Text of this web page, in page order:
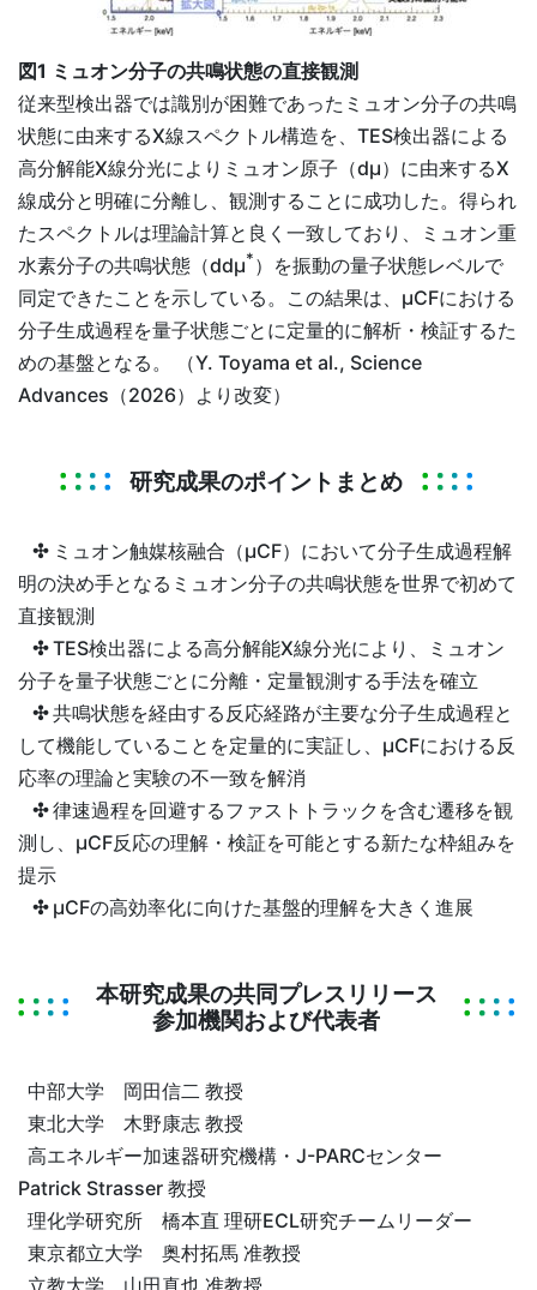
図1 ミュオン分子の共鳴状態の直接観測
従来型検出器では識別が困難であったミュオン分子の共鳴
状態に由来するX線スペクトル構造を、TES検出器による
高分解能X線分光によりミュオン原子（dµ）に由来するX
線成分と明確に分離し、観測することに成功した。得られ
たスペクトルは理論計算と良く一致しており、ミュオン重
水素分子の共鳴状態（ddμ* ）を振動の量子状態レベルで
同定できたことを示している。この結果は、μCFにおける
分子生成過程を量子状態ごとに定量的に解析・検証するた
めの基盤となる。 （Y. Toyama et al., Science
Advances（2026）より改変）
研究成果のポイントまとめ
✣ ミュオン触媒核融合（µCF）において分子生成過程解
明の決め手となるミュオン分子の共鳴状態を世界で初めて
直接観測
✣TES検出器による高分解能X線分光により、ミュオン
分子を量子状態ごとに分離・定量観測する手法を確立
✣共鳴状態を経由する反応経路が主要な分子生成過程と
して機能していることを定量的に実証し、µCFにおける反
応率の理論と実験の不一致を解消
✣律速過程を回避するファストトラックを含む遷移を観
測し、µCF反応の理解・検証を可能とする新たな枠組みを
提示
✣ µCFの高効率化に向けた基盤的理解を大きく進展
本研究成果の共同プレスリリース
参加機関および代表者
中部大学 岡田信二 教授
東北大学 木野康志 教授
高エネルギー加速器研究機構・J-PARCセンター
Patrick Strasser 教授
理化学研究所 橋本直 理研ECL研究チームリーダー
東京都立大学 奥村拓馬 准教授
立教大学 山田真也 准教授